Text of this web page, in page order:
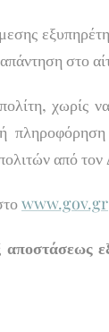
στο
χωρίς
από
www.gov.gr
αποστάσεως